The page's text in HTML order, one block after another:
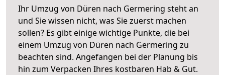
Ihr Umzug von Düren nach Germering steht an
und Sie wissen nicht, was Sie zuerst machen
sollen? Es gibt einige wichtige Punkte, die bei
einem Umzug von Düren nach Germering zu
beachten sind. Angefangen bei der Planung bis
hin zum Verpacken Ihres kostbaren Hab & Gut.